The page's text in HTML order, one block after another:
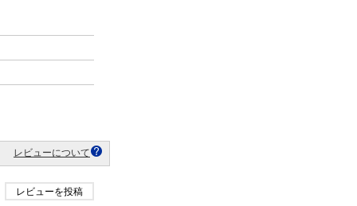
レビューについて
レビューを投稿